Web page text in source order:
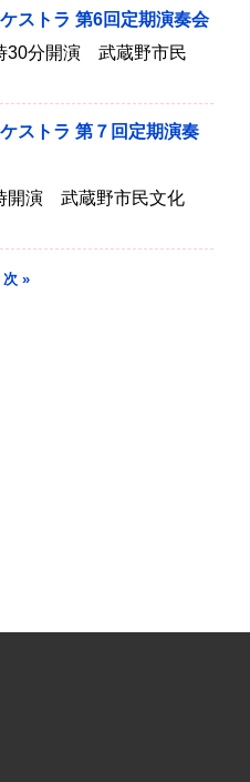
ストラ 第6回定期演奏会
30分開演 武蔵野市民
ストラ 第７回定期演奏
開演 武蔵野市民文化
次 »